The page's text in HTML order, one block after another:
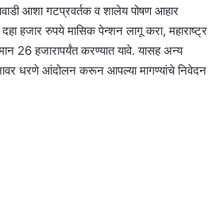
आशा गटप्रवर्तक व शालेय पोषण आहार
हजार रुपये मासिक पेन्शन लागू करा, महाराष्ट्र
26 हजारापर्यंत करण्यात यावे. यासह अन्य
धरणे आंदोलन करून आपल्या मागण्यांचे निवेदन